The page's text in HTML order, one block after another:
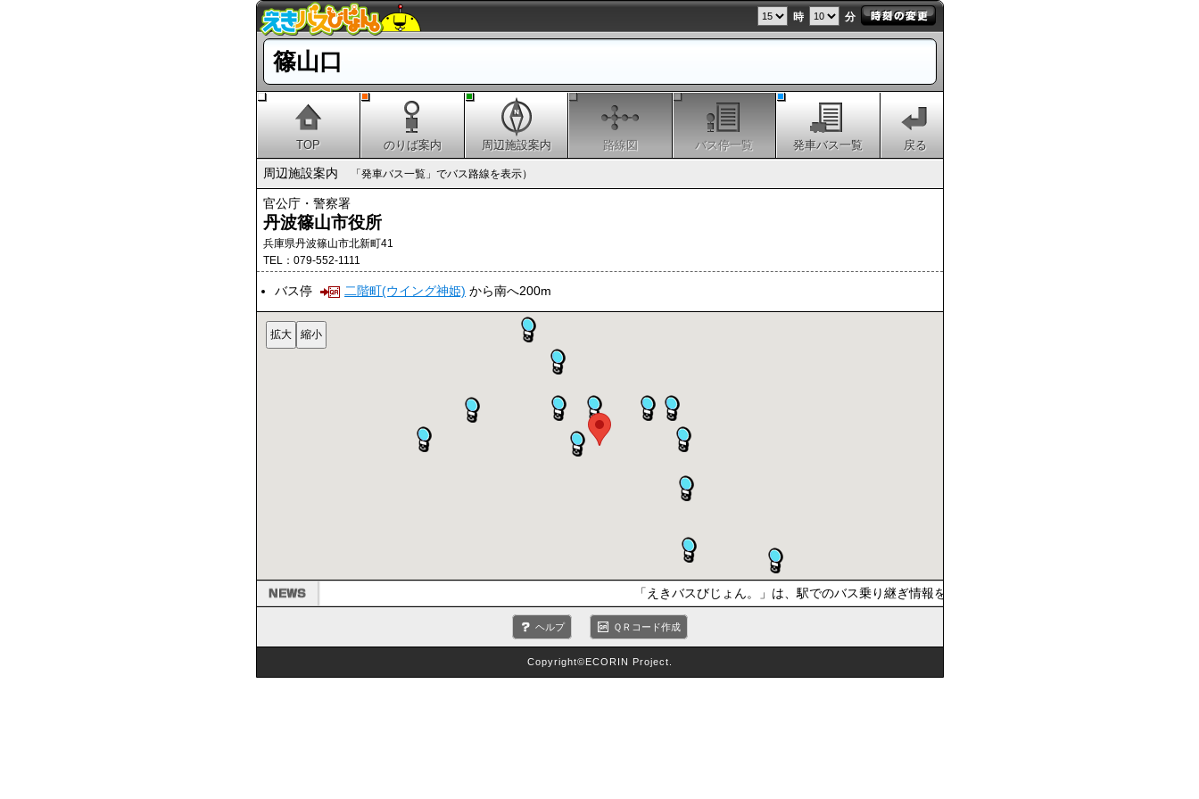
時 分
篠山口
TOP のりば案内 周辺施設案内 路線図 バス停一覧 発車バス一覧 戻る
周辺施設案内 「発車バス一覧」でバス路線を表示）
官公庁・警察署
丹波篠山市役所
兵庫県丹波篠山市北新町41
TEL：079-552-1111
バス停 二階町(ウイング神姫) から南へ200m
「えきバスびじょん。」は、駅でのバス乗り継ぎ情報を提供しています。おでかけの際は、公共交通
ヘルプ ＱＲコード作成
Copyright©ECORIN Project.